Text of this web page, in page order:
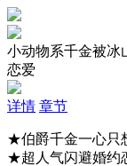
小动物系千金被冰
恋爱
详情 章节
★伯爵千金一心只
★超人气闪避婚约